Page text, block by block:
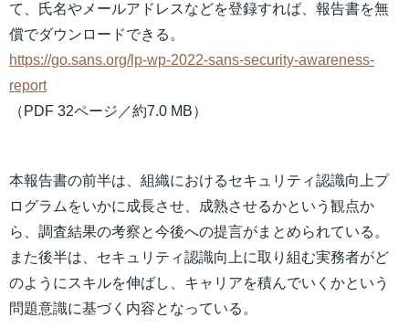
て、氏名やメールアドレスなどを登録すれば、報告書を無
償でダウンロードできる。
https://go.sans.org/lp-wp-2022-sans-security-awareness-
report
（PDF 32ページ／約7.0 MB）
本報告書の前半は、組織におけるセキュリティ認識向上プ
ログラムをいかに成長させ、成熟させるかという観点か
ら、調査結果の考察と今後への提言がまとめられている。
また後半は、セキュリティ認識向上に取り組む実務者がど
のようにスキルを伸ばし、キャリアを積んでいくかという
問題意識に基づく内容となっている。